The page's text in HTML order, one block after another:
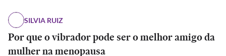
SILVIA RUIZ
Por que o vibrador pode ser o melhor amigo da
mulher na menopausa